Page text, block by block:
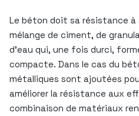
Le béton doit sa résistance à
mélange de ciment, de
d’eau qui, une fois durci,
compacte. Dans le cas du
métalliques sont ajoutées
améliorer la résistance aux
combinaison de matériaux